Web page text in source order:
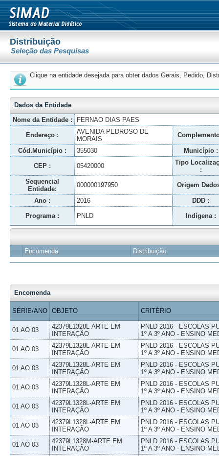
Distribuição
Seleção das Pesquisas
Clique na entidade desejada para obter dados Gerais, Pedido,
Dados da Entidade
Nome da Entidade :
FERNAO DIAS PAES
Endereço :
AVENIDA PEDROSO DE
MORAIS
Cód.Município : 355030 Município :
CEP : 05420000
Tipo
:
Sequencial
Entidade:
000000197950 Origem
Ano : 2016 DDD :
Programa : PNLD Indígena :
Encomenda Distribuição
Encomenda
SÉRIE/ANO OBJETO CRITÉRIO
01 AO 03
42379L1328L-ARTE EM
INTERAÇÃO
PNLD 2016 - ESCOLAS
1º A 3º ANO - ENSINO
01 AO 03
42379L1328L-ARTE EM
INTERAÇÃO
PNLD 2016 - ESCOLAS
1º A 3º ANO - ENSINO
01 AO 03
42379L1328L-ARTE EM
INTERAÇÃO
PNLD 2016 - ESCOLAS
1º A 3º ANO - ENSINO
01 AO 03
42379L1328L-ARTE EM
INTERAÇÃO
PNLD 2016 - ESCOLAS
1º A 3º ANO - ENSINO
01 AO 03
42379L1328L-ARTE EM
INTERAÇÃO
PNLD 2016 - ESCOLAS
1º A 3º ANO - ENSINO
01 AO 03
42379L1328L-ARTE EM
INTERAÇÃO
PNLD 2016 - ESCOLAS
1º A 3º ANO - ENSINO
01 AO 03
42379L1328M-ARTE EM
INTERAÇÃO
PNLD 2016 - ESCOLAS
1º A 3º ANO - ENSINO